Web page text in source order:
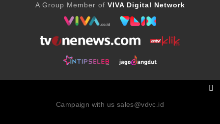
A Group Member of VIVA Digital Network
